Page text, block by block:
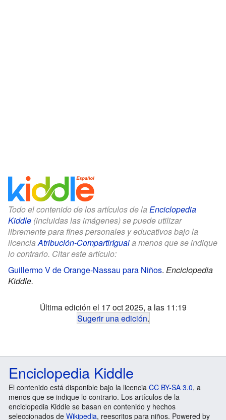
Todo el contenido de los artículos de la Enciclopedia
Kiddle (incluidas las imágenes) se puede utilizar
libremente para fines personales y educativos bajo la
licenciaAtribución-CompartirIguala menos que se indique
lo contrario. Citar este artículo:
Guillermo V de Orange-Nassau para Niños. Enciclopedia
Kiddle.
Última edición el 17 oct 2025, a las 11:19
Sugerir una edición.
Enciclopedia Kiddle
El contenido está disponible bajo la licencia CC BY-SA 3.0, a
menos que se indique lo contrario. Los artículos de la
enciclopedia Kiddle se basan en contenido y hechos
seleccionados de Wikipedia, reescritos para niños. Powered by